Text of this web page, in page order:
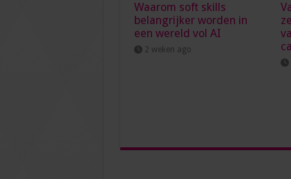
Waarom soft skills
belangrijker worden in
een wereld vol AI
2 weken ago